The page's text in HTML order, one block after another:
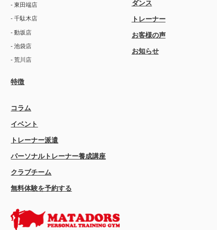
- 東田端店
- 千駄木店
- 動坂店
- 池袋店
- 荒川店
特徴
ダンス
トレーナー
お客様の声
お知らせ
コラム
イベント
トレーナー派遣
パーソナルトレーナー養成講座
クラブチーム
無料体験を予約する